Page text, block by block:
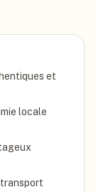
et
locale
transport